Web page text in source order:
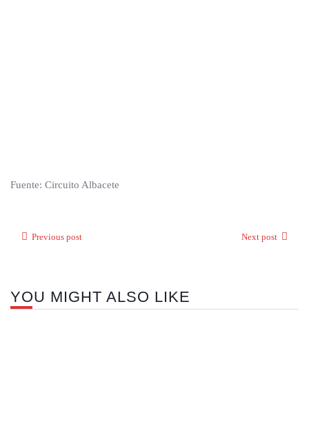
Fuente: Circuito Albacete
Previous post Next post
YOU MIGHT ALSO LIKE